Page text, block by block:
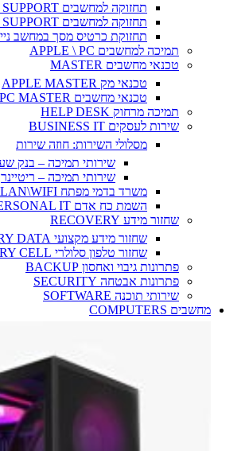
תחזוקה למחשבים MAC SUPPORT
תחזוקה למחשבים PC SUPPORT
תחזוקת כרטיס מסך במחשב
תמיכה למחשבים APPLE \ PC
טכנאי מחשבים MASTER
טכנאי מק APPLE MASTER
טכנאי מחשבים PC MASTER
תמיכה מרחוק HELP DESK
שירות לעסקים BUSINESS IT
מסלולי השירות: חוזה שירות
שירותי תמיכה – בנק
שירותי תמיכה – ריטיינר
משרד בדמי מפתח WLAN\LAN\WIFI
השמת כח אדם PERSONAL IT
שחזור מידע RECOVERY
שחזור מידע מקצועי RECOVERY DATA
שחזור טלפון סלולרי RECOVERY CELL
פתרונות גיבוי ואחסון BACKUP
פתרונות אבטחה SECURITY
שירותי תוכנה SOFTWARE
מחשבים COMPUTERS